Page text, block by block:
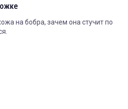
на бобра, зачем она стучит по